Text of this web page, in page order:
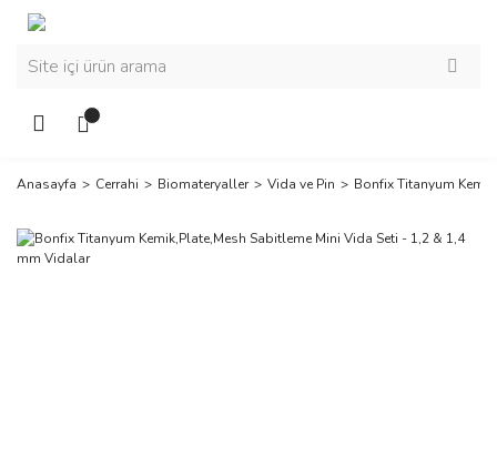
Anasayfa Cerrahi Biomateryaller Vida ve Pin Bonfix Titanyum